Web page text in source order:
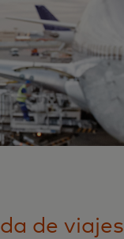
de viajes